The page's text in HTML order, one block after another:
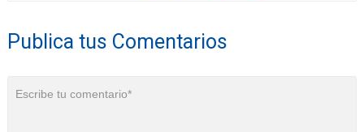
Publica tus Comentarios